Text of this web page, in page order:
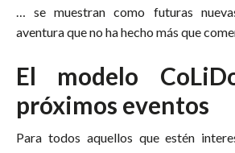
… se muestran como futuras
aventura que no ha hecho más que
El modelo
próximos eventos
Para todos aquellos que estén